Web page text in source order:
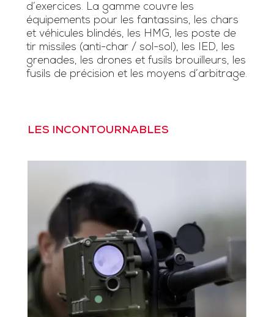
d’exercices. La gamme couvre les
équipements pour les fantassins, les chars
et véhicules blindés, les HMG, les poste de
tir missiles (anti-char / sol-sol), les IED, les
grenades, les drones et fusils brouilleurs, les
fusils de précision et les moyens d’arbitrage.
LES INCONTOURNABLES